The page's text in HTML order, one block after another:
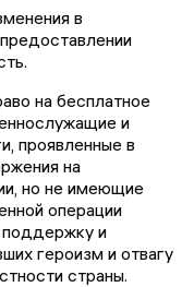
в
на бесплатное
и
проявленные в
на
но не имеющие
операции
и
героизм и отвагу
страны.